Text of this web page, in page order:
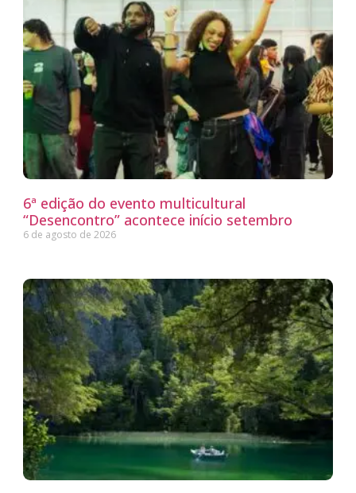
6ª edição do evento multicultural
“Desencontro” acontece início setembro
6 de agosto de 2026